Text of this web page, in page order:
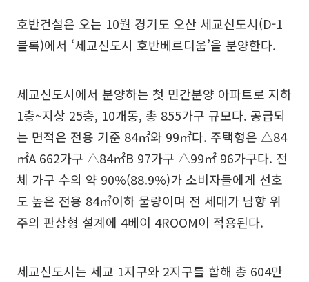
호반건설은 오는 10월 경기도 오산 세교신도시(D-1
블록)에서 ‘세교신도시 호반베르디움’을 분양한다.
세교신도시에서 분양하는 첫 민간분양 아파트로 지하
1층~지상 25층, 10개동, 총 855가구 규모다. 공급되
는 면적은 전용 기준 84㎡와 99㎡다. 주택형은 △84
㎡A 662가구 △84㎡B 97가구 △99㎡ 96가구다. 전
체 가구 수의 약 90%(88.9%)가 소비자들에게 선호
도 높은 전용 84㎡이하 물량이며 전 세대가 남향 위
주의 판상형 설계에 4베이 4ROOM이 적용된다.
세교신도시는 세교 1지구와 2지구를 합해 총 604만